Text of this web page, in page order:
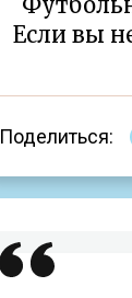
Если вы
Поделиться: